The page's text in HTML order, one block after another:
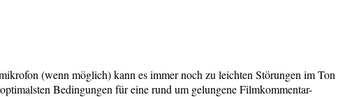
(wenn möglich) kann es immer noch zu leichten Störungen im Ton
Bedingungen für eine rund um gelungene Filmkommentar-